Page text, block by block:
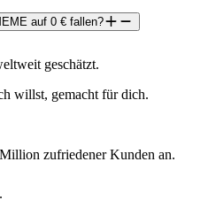
auf 0 € fallen?
geschätzt.
willst, gemacht für dich.
zufriedener Kunden an.